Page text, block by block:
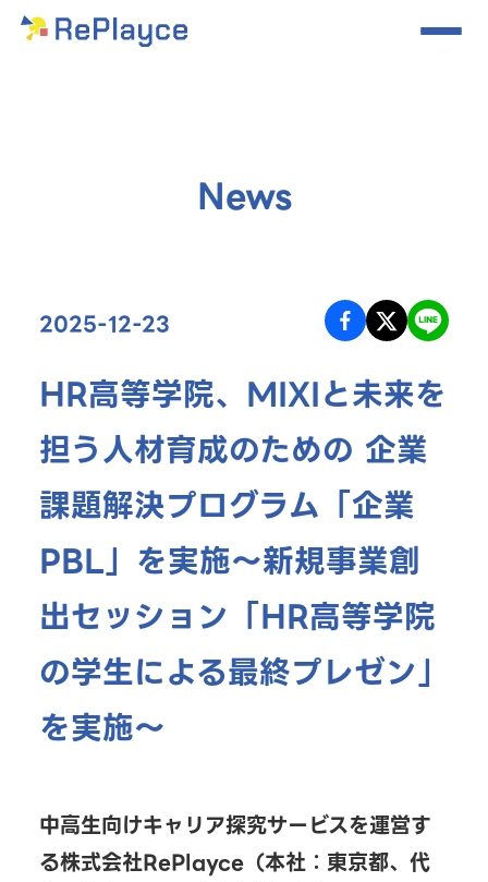
News
2025-12-23
HR高等学院、MIXIと未来を
担う人材育成のための 企業
課題解決プログラム「企業
PBL」を実施～新規事業創
出セッション「HR高等学院
の学生による最終プレゼン」
を実施～
中高生向けキャリア探究サービスを運営す
る株式会社RePlayce（本社：東京都、代